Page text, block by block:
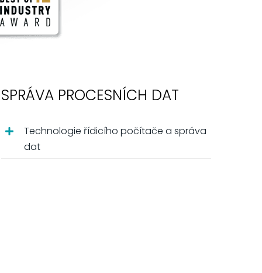
SPRÁVA PROCESNÍCH DAT
Technologie řídicího počítače a správa
dat